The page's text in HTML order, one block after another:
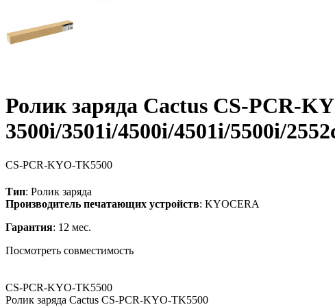
Ролик заряда Cactus CS-PCR-
3500i/3501i/4500i/4501i/5500i/
CS-PCR-KYO-TK5500
Тип: Ролик заряда
Производитель печатающих устройств: KYOCERA
Гарантия: 12 мес.
Посмотреть совместимость
CS-PCR-KYO-TK5500
Ролик заряда Cactus CS-PCR-KYO-TK5500